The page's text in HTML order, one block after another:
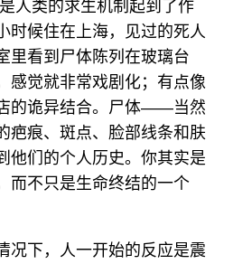
人类的求生机制起到了作
时候住在上海，见过的死人
里看到尸体陈列在玻璃台
感觉就非常戏剧化；有点像
的诡异结合。尸体——当然
痕、斑点、脸部线条和肤
他们的个人历史。你其实是
而不只是生命终结的一个
况下，人一开始的反应是震